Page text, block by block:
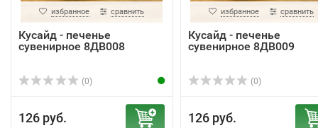
избранное сравнить
Кусайд - печенье
сувенирное 8ДВ008
(0)
126 руб.
избранное сравнить
Кусайд - печенье
сувенирное 8ДВ009
(0)
126 руб.